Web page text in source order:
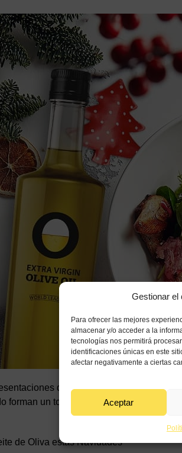
Gestionar el
Para ofrecer las mejores
almacenar y/o acceder a la
tecnologías nos permitirá
identificaciones únicas en este
afectar negativamente a ciertas
Aceptar
que no desmerecen a los
forman un todo que invita al
de Oliva estas Navidades